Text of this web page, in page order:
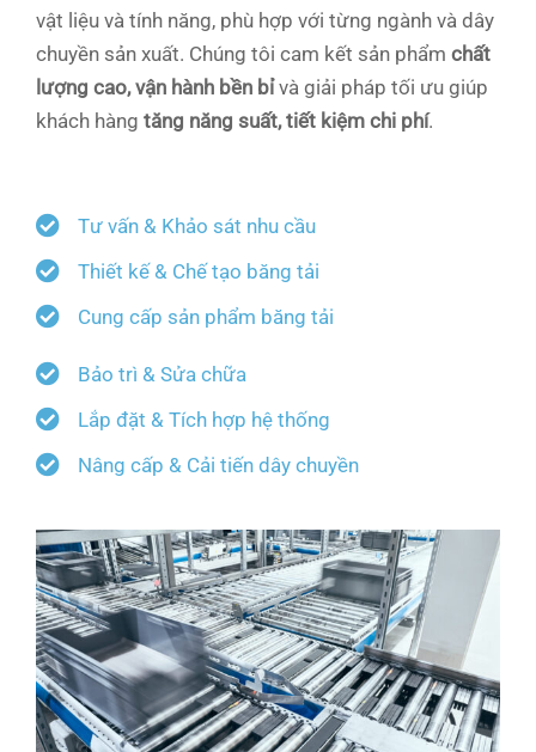
vật liệu và tính năng, phù hợp với từng ngành và dây
chuyền sản xuất. Chúng tôi cam kết sản phẩm chất
lượng cao, vận hành bền bỉvà giải pháp tối ưu giúp
khách hàng tăng năng suất, tiết kiệm chi phí.
Tư vấn & Khảo sát nhu cầu
Thiết kế & Chế tạo băng tải
Cung cấp sản phẩm băng tải
Bảo trì & Sửa chữa
Lắp đặt & Tích hợp hệ thống
Nâng cấp & Cải tiến dây chuyền